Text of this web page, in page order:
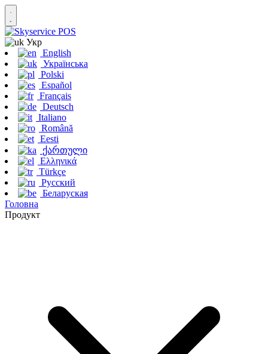
Укр
English
Українська
Polski
Español
Français
Deutsch
Italiano
Română
Eesti
ქართული
Ελληνικά
Türkçe
Русский
Беларуская
Головна
Продукт